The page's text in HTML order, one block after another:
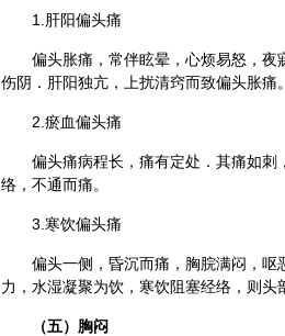
1.肝阳偏头痛
偏头胀痛，常伴眩晕，心烦易怒，夜
伤阴．肝阳独亢，上扰清窍而致偏头胀痛。
2.瘀血偏头痛
偏头痛病程长，痛有定处．其痛如
络，不通而痛。
3.寒饮偏头痛
偏头一侧，昏沉而痛，胸脘满闷，
力，水湿凝聚为饮，寒饮阻塞经络 ，则头
（五）胸闷